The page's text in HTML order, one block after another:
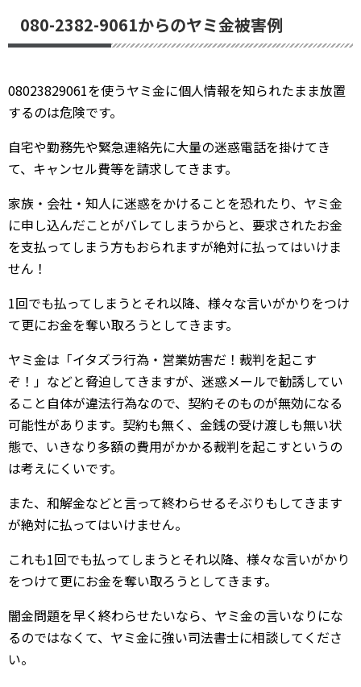
080-2382-9061からのヤミ金被害例
08023829061を使うヤミ金に個人情報を知られたまま放置
するのは危険です。
自宅や勤務先や緊急連絡先に大量の迷惑電話を掛けてき
て、キャンセル費等を請求してきます。
家族・会社・知人に迷惑をかけることを恐れたり、ヤミ金
に申し込んだことがバレてしまうからと、要求されたお金
を支払ってしまう方もおられますが絶対に払ってはいけま
せん！
1回でも払ってしまうとそれ以降、様々な言いがかりをつけ
て更にお金を奪い取ろうとしてきます。
ヤミ金は「イタズラ行為・営業妨害だ！裁判を起こす
ぞ！」などと脅迫してきますが、迷惑メールで勧誘してい
ること自体が違法行為なので、契約そのものが無効になる
可能性があります。契約も無く、金銭の受け渡しも無い状
態で、いきなり多額の費用がかかる裁判を起こすというの
は考えにくいです。
また、和解金などと言って終わらせるそぶりもしてきます
が絶対に払ってはいけません。
これも1回でも払ってしまうとそれ以降、様々な言いがかり
をつけて更にお金を奪い取ろうとしてきます。
闇金問題を早く終わらせたいなら、ヤミ金の言いなりにな
るのではなくて、ヤミ金に強い司法書士に相談してくださ
い。